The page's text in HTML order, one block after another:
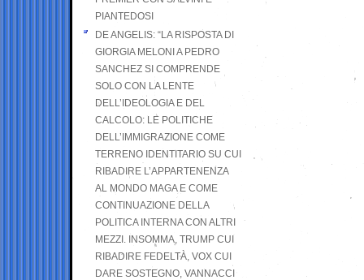
PIANTEDOSI
DE ANGELIS: “LA RISPOSTA DI
GIORGIA MELONI A PEDRO
SANCHEZ SI COMPRENDE
SOLO CON LA LENTE
DELL’IDEOLOGIA E DEL
CALCOLO: LE POLITICHE
DELL’IMMIGRAZIONE COME
TERRENO IDENTITARIO SU CUI
RIBADIRE L’APPARTENENZA
AL MONDO MAGA E COME
CONTINUAZIONE DELLA
POLITICA INTERNA CON ALTRI
MEZZI. INSOMMA, TRUMP CUI
RIBADIRE FEDELTÀ, VOX CUI
DARE SOSTEGNO, VANNACCI